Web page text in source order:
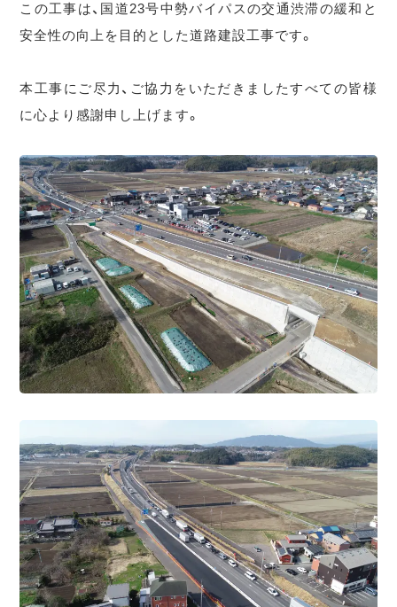
この工事は、国道23号中勢バイパスの交通渋滞の緩和と
安全性の向上を目的とした道路建設工事です。
本工事にご尽力、ご協力をいただきましたすべての皆様
に心より感謝申し上げます。